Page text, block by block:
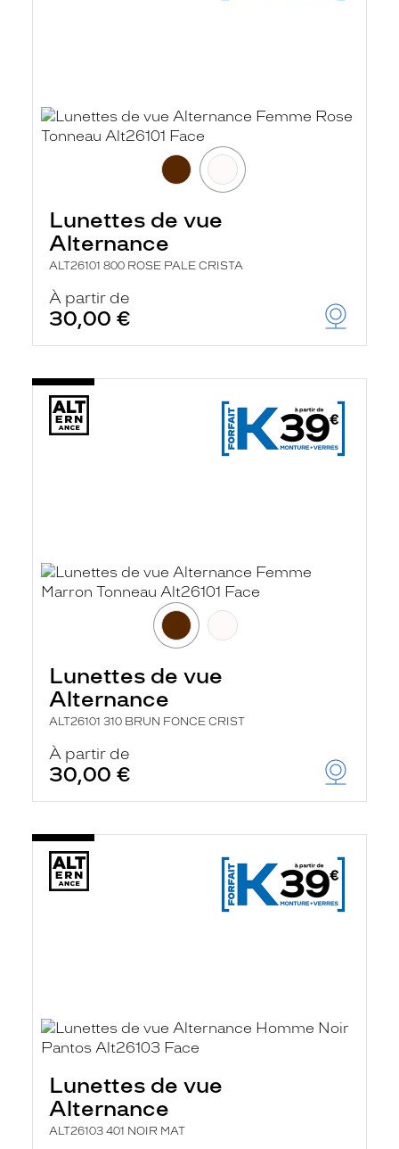
Lunettes de vue
Alternance
ALT26101 800 ROSE PALE CRISTA
À partir de
30,00 €
Lunettes de vue
Alternance
ALT26101 310 BRUN FONCE CRIST
À partir de
30,00 €
Lunettes de vue
Alternance
ALT26103 401 NOIR MAT